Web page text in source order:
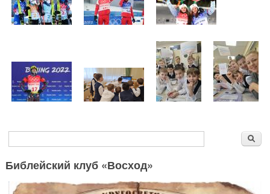
Форма поиска
Библейский клуб «Восход»